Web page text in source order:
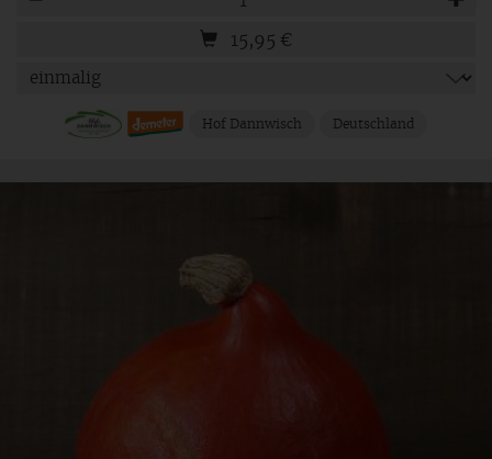
15,95 €
Hof Dannwisch Deutschland